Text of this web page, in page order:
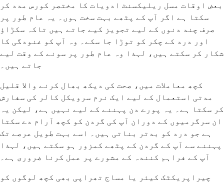
بعض اوقات مسل ریلیکسنٹ ادویات کا مختصر کورس مدد کر
سکتا ہے اگر آپ کے پٹھے بہت سخت ہوں۔ یہ عام طور پر
صرف چند دنوں کے لیے تجویز کیے جاتے ہیں تاکہ سکڑاؤ
اور درد کے چکر کو توڑا جا سکے۔ وہ آپ کو غنودگی کا
شکار کر سکتے ہیں، لہذا وہ عام طور پر سونے کے وقت لیے
جاتے ہیں۔
کچھ معاملات میں، صحت کی دیکھ بھال کرنے والا قلیل
مدتی استعمال کے لیے ایک نرم سرویکل کالر کی سفارش
کر سکتا ہے۔ یہ پورے دن پہننے کے لیے نہیں ہے، لیکن یہ
ان سرگرمیوں کے دوران آپ کی گردن کو کچھ آرام دے سکتا
ہے جو درد کو بدتر بناتی ہیں۔ اسے بہت طویل عرصے تک
پہننے سے آپ کے گردن کے پٹھے کمزور ہو سکتے ہیں، لہذا
آپ کے فراہم کنندہ کے مشورے پر عمل کرنا ضروری ہے۔
چیراپریکٹک کیئر یا مساج تھراپی بھی کچھ لوگوں کو